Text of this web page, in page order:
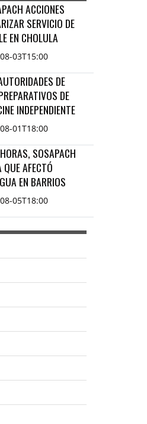
ACCIONES
SERVICIO DE
EN CHOLULA
03T15:00
DE
DE
INDEPENDIENTE
01T18:00
SOSAPACH
QUE AFECTÓ
EN BARRIOS
05T18:00